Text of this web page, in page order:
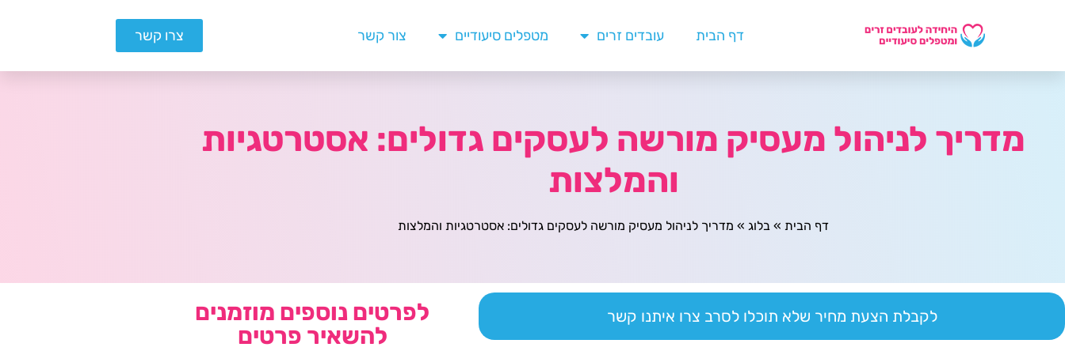
דף הבית עובדים זרים מטפלים סיעודיים צור קשר צרו קשר
מדריך לניהול מעסיק מורשה לעסקים גדולים: אסטרטגיות
והמלצות
דף הבית » בלוג » מדריך לניהול מעסיק מורשה לעסקים גדולים: אסטרטגיות והמלצות
לקבלת הצעת מחיר שלא תוכלו לסרב צרו איתנו קשר
לפרטים נוספים מוזמנים
להשאיר פרטים